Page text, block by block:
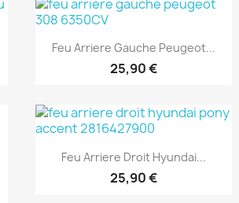
Aperçu rapide
Feu Arriere Gauche Peugeot...
25,90 €
Aperçu rapide
Feu Arriere Droit Hyundai...
25,90 €